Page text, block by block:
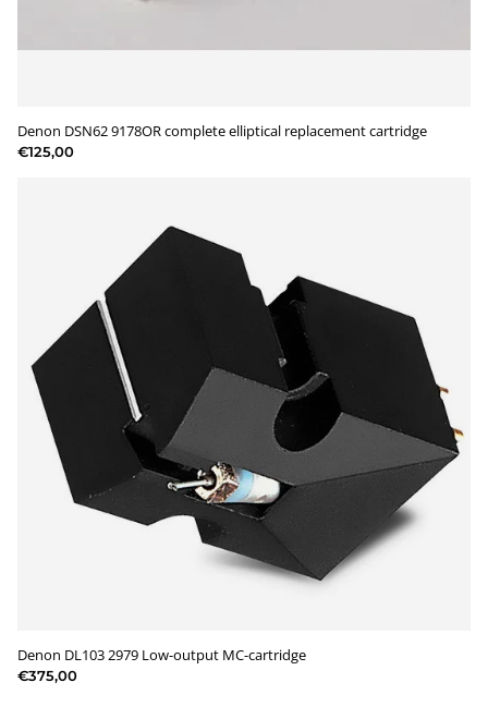
Denon DSN62 9178OR complete elliptical replacement cartridge
€125,00
Denon DL103 2979 Low-output MC-cartridge
€375,00